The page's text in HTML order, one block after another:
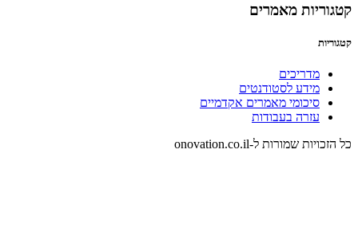
קטגוריות מאמרים
קטגוריות
מדריכים
מידע לסטודנטים
סיכומי מאמרים אקדמיים
עזרה בעבודות
כל הזכויות שמורות ל-onovation.co.il